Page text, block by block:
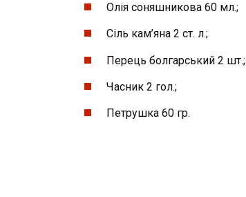
Олія соняшникова 60 мл.;
Сіль кам’яна 2 ст. л.;
Перець болгарський 2 шт.;
Часник 2 гол.;
Петрушка 60 гр.